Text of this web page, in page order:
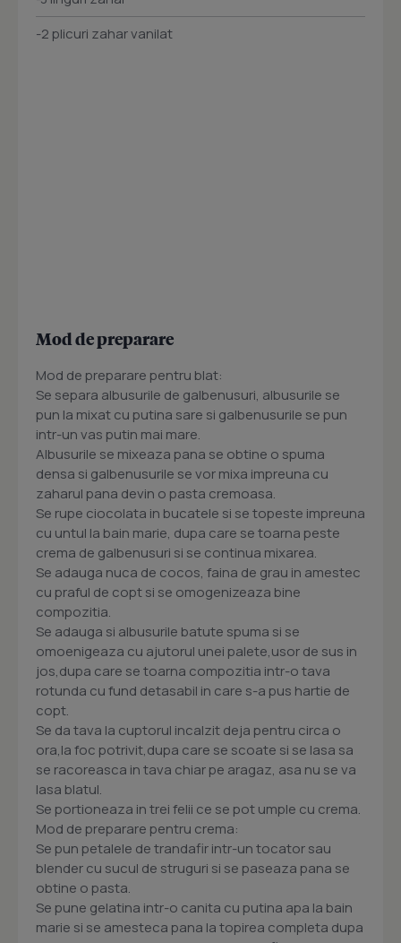
-2 plicuri zahar vanilat
Mod de preparare
Mod de preparare pentru blat:
Se separa albusurile de galbenusuri, albusurile se
pun la mixat cu putina sare si galbenusurile se pun
intr-un vas putin mai mare.
Albusurile se mixeaza pana se obtine o spuma
densa si galbenusurile se vor mixa impreuna cu
zaharul pana devin o pasta cremoasa.
Se rupe ciocolata in bucatele si se topeste impreuna
cu untul la bain marie, dupa care se toarna peste
crema de galbenusuri si se continua mixarea.
Se adauga nuca de cocos, faina de grau in amestec
cu praful de copt si se omogenizeaza bine
compozitia.
Se adauga si albusurile batute spuma si se
omoenigeaza cu ajutorul unei palete,usor de sus in
jos,dupa care se toarna compozitia intr-o tava
rotunda cu fund detasabil in care s-a pus hartie de
copt.
Se da tava la cuptorul incalzit deja pentru circa o
ora,la foc potrivit,dupa care se scoate si se lasa sa
se racoreasca in tava chiar pe aragaz, asa nu se va
lasa blatul.
Se portioneaza in trei felii ce se pot umple cu crema.
Mod de preparare pentru crema:
Se pun petalele de trandafir intr-un tocator sau
blender cu sucul de struguri si se paseaza pana se
obtine o pasta.
Se pune gelatina intr-o canita cu putina apa la bain
marie si se amesteca pana la topirea completa dupa